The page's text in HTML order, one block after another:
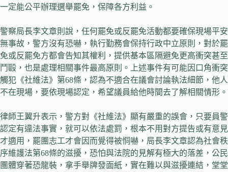
一定能公平辦理選舉罷免，保障各方利益。
警察局長李文章則說，任何罷免或反罷免活動都要確保現場平安
無事故，警方沒有恐嚇，執行勤務會保持行政中立原則，對於罷
免或反罷免方都會告知其權利，提供基本區隔避免更高衝突甚至
鬥毆，也是處理相關事件最高原則。上述事件有可能因口角衝突
觸犯《社維法》第68條，認為不適合在議會討論執法細節，他人
不在現場，要依現場認定，希望議員給他時間去了解相關情形。
律師王翼升表示，警方對《社維法》顯有嚴重的誤會，只要員警
認定有違法事實，就可以依法處罰，根本不用對方提告或有意見
才適用，罷團志工才會因而覺得被恫嚇，局長李文章認為社會秩
序維護法第68條的滋擾，恐怕與法院的見解有極大的落差，公民
團體穿著恐龍裝，拿手舉牌發面紙，實在難以與滋擾連結，堂堂